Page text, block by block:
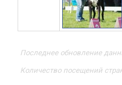
Последнее обновление
Количество посещений